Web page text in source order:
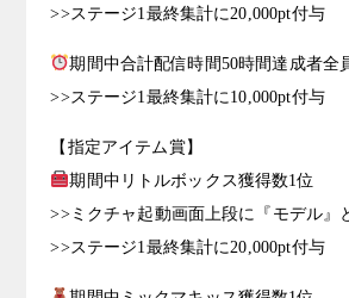
>>ステージ1最終集計に20,000pt付与
期間中合計配信時間50時間達成者全
>>ステージ1最終集計に10,000pt付与
【指定アイテム賞】
期間中リトルボックス獲得数1位
>>ミクチャ起動画面上段に『モデル』
>>ステージ1最終集計に20,000pt付与